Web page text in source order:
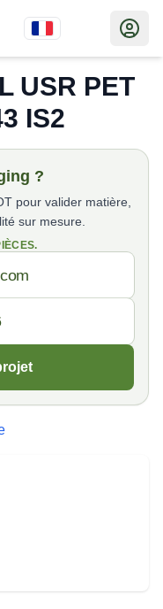
USR PET
IS2
?
pour valider matière,
sur mesure.